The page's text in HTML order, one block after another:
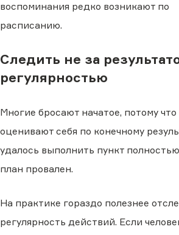
воспоминания редко возникают по
расписанию.
Следить не за
регулярностью
Многие бросают начатое, потому что
оценивают себя по конечному
удалось выполнить пункт
план провален.
На практике гораздо полезнее
регулярность действий. Если